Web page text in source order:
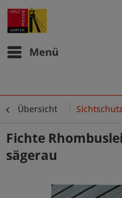
Menü
Übersicht Sichtschutz
Fichte
sägerau